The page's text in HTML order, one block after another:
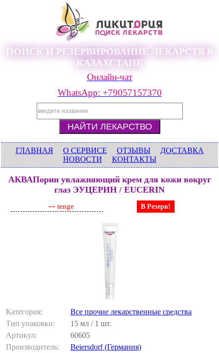
ПОИСК И РЕЗЕРВИРОВАНИЕ ЛЕКАРСТВ В
КАЗАХСТАНЕ
Онлайн-чат
WhatsApp: +79057157370
ГЛАВНАЯ О СЕРВИСЕ ОТЗЫВЫ
ДОСТАВКА
НОВОСТИ
КОНТАКТЫ
АКВАПорин увлажняющий крем для кожи вокруг
глаз ЭУЦЕРИН / EUCERIN
-- tenge В Резерв!
Категория:
Все прочие лекарственные средства
Тип упаковки:
15 мл / 1 шт.
Артикул:
60605
Производитель:
Beiersdorf (Германия)